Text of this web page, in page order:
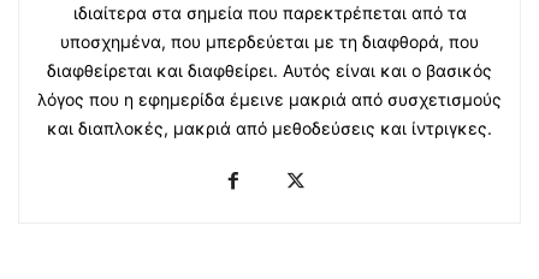
ιδιαίτερα στα σημεία που παρεκτρέπεται από τα
υποσχημένα, που μπερδεύεται με τη διαφθορά, που
διαφθείρεται και διαφθείρει. Αυτός είναι και ο βασικός
λόγος που η εφημερίδα έμεινε μακριά από συσχετισμούς
και διαπλοκές, μακριά από μεθοδεύσεις και ίντριγκες.